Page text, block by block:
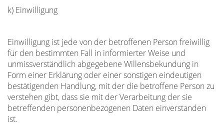
k) Einwilligung
Einwilligung ist jede von der betroffenen Person freiwillig
für den bestimmten Fall in informierter Weise und
unmissverständlich abgegebene Willensbekundung in
Form einer Erklärung oder einer sonstigen eindeutigen
bestätigenden Handlung, mit der die betroffene Person zu
verstehen gibt, dass sie mit der Verarbeitung der sie
betreffenden personenbezogenen Daten einverstanden
ist.